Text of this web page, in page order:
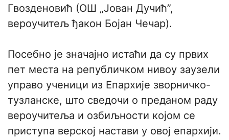
Гвозденовић (ОШ „Јован Дучић”,
вероучитељ ђакон Бојан Чечар).
Посебно је значајно истаћи да су првих
пет места на републичком нивоу заузели
управо ученици из Епархије зворничко-
тузланске, што сведочи о преданом раду
вероучитеља и озбиљности којом се
приступа верској настави у овој епархији.